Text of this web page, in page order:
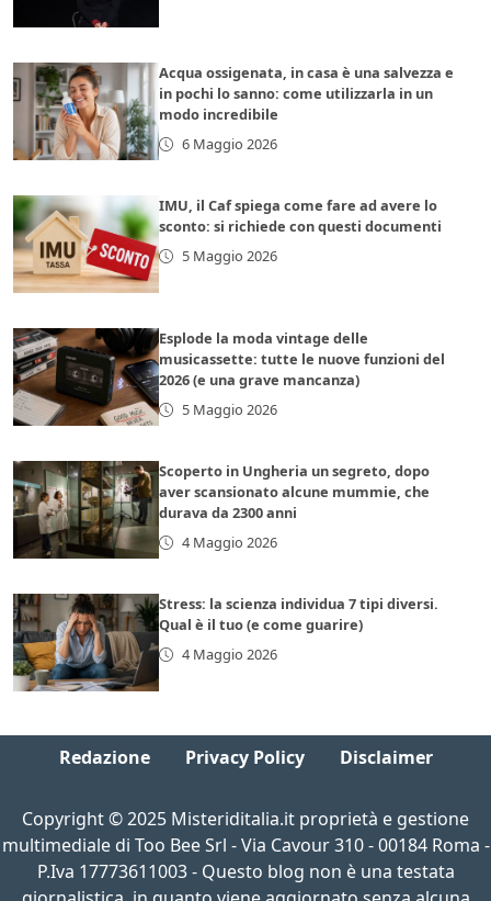
Acqua ossigenata, in casa è una salvezza e
in pochi lo sanno: come utilizzarla in un
modo incredibile
6 Maggio 2026
IMU, il Caf spiega come fare ad avere lo
sconto: si richiede con questi documenti
5 Maggio 2026
Esplode la moda vintage delle
musicassette: tutte le nuove funzioni del
2026 (e una grave mancanza)
5 Maggio 2026
Scoperto in Ungheria un segreto, dopo
aver scansionato alcune mummie, che
durava da 2300 anni
4 Maggio 2026
Stress: la scienza individua 7 tipi diversi.
Qual è il tuo (e come guarire)
4 Maggio 2026
Redazione Privacy Policy Disclaimer
Copyright © 2025 Misteriditalia.it proprietà e gestione
multimediale di Too Bee Srl - Via Cavour 310 - 00184 Roma -
P.Iva 17773611003 - Questo blog non è una testata